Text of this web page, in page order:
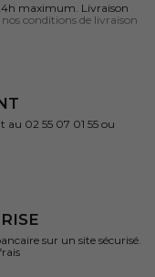
maximum. Livraison
nos conditions de livraison
02 55 07 01 55 ou
sur un site sécurisé.